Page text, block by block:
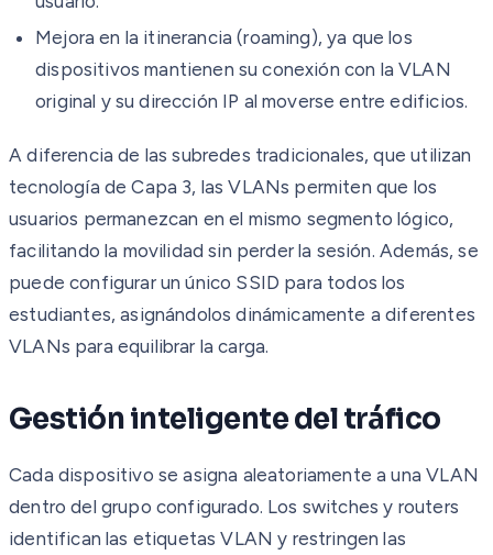
Mejora en la itinerancia (roaming), ya que los
dispositivos mantienen su conexión con la VLAN
original y su dirección IP al moverse entre edificios.
A diferencia de las subredes tradicionales, que utilizan
tecnología de Capa 3, las VLANs permiten que los
usuarios permanezcan en el mismo segmento lógico,
facilitando la movilidad sin perder la sesión. Además, se
puede configurar un único SSID para todos los
estudiantes, asignándolos dinámicamente a diferentes
VLANs para equilibrar la carga.
Gestión inteligente del tráfico
Cada dispositivo se asigna aleatoriamente a una VLAN
dentro del grupo configurado. Los switches y routers
identifican las etiquetas VLAN y restringen las